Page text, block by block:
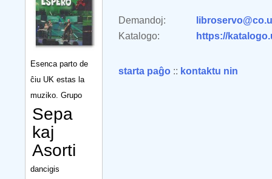
Esenca parto de
ĉiu UK estas la
muziko. Grupo
Sepa
kaj
Asorti
dancigis
Demandoj:
Katalogo:
https://
starta paĝo :: kontaktu nin